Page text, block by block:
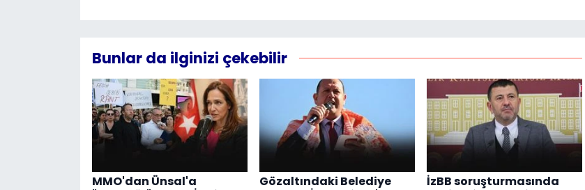
Bunlar da ilginizi çekebilir
MMO'dan Ünsal'a
Gözaltındaki Belediye
İzBB soruşturmasında